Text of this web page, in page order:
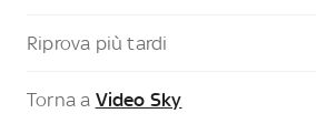
Riprova più tardi
Torna a Video Sky